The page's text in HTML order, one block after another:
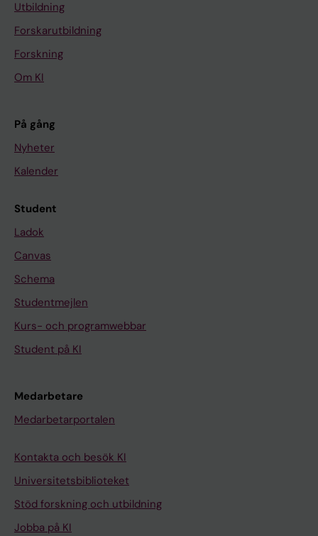
Utbildning
Forskarutbildning
Forskning
Om KI
På gång
Nyheter
Kalender
Student
Ladok
Canvas
Schema
Studentmejlen
Kurs- och programwebbar
Student på KI
Medarbetare
Medarbetarportalen
Kontakta och besök KI
Universitetsbiblioteket
Stöd forskning och utbildning
Jobba på KI